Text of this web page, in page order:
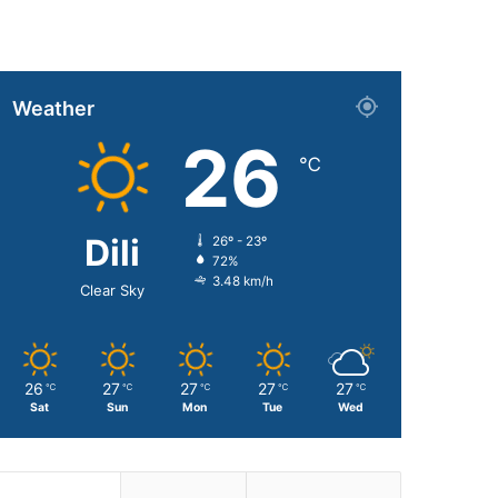
Weather
Dili
Clear Sky
26 ℃
26º - 23º
72%
3.48 km/h
26 ℃
Sat
27 ℃
Sun
27 ℃
Mon
27 ℃
Tue
27 ℃
Wed